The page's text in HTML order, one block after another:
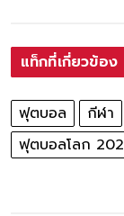
แท็กที่เกี่ยวข้อง
ฟุตบอล กีฬา
ฟุตบอลโลก